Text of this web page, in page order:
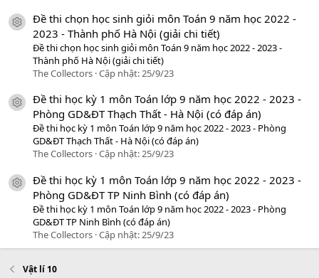
icon tài liệu
Đề thi chọn học sinh giỏi môn Toán 9 năm học 2022 -
2023 - Thành phố Hà Nội (giải chi tiết)
Đề thi chọn học sinh giỏi môn Toán 9 năm học 2022 - 2023 -
Thành phố Hà Nội (giải chi tiết)
The Collectors Cập nhật:25/9/23
icon tài liệu
Đề thi học kỳ 1 môn Toán lớp 9 năm học 2022 - 2023 -
Phòng GD&ĐT Thạch Thất - Hà Nội (có đáp án)
Đề thi học kỳ 1 môn Toán lớp 9 năm học 2022 - 2023 - Phòng
GD&ĐT Thạch Thất - Hà Nội (có đáp án)
The Collectors Cập nhật:25/9/23
icon tài liệu
Đề thi học kỳ 1 môn Toán lớp 9 năm học 2022 - 2023 -
Phòng GD&ĐT TP Ninh Bình (có đáp án)
Đề thi học kỳ 1 môn Toán lớp 9 năm học 2022 - 2023 - Phòng
GD&ĐT TP Ninh Bình (có đáp án)
The Collectors Cập nhật: 25/9/23
Vật lí 10